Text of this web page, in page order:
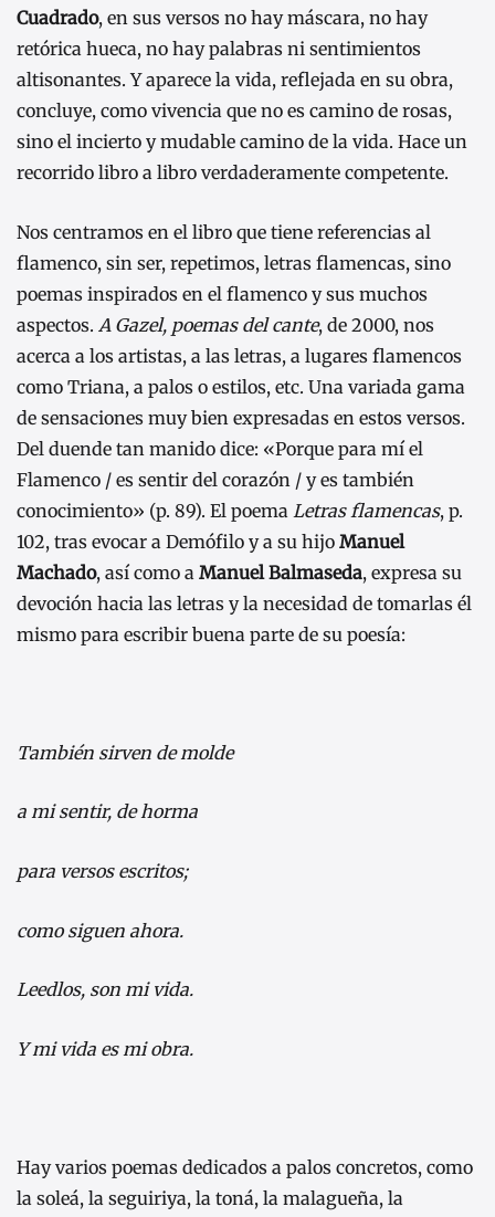
Cuadrado, en sus versos no hay máscara, no hay
retórica hueca, no hay palabras ni sentimientos
altisonantes. Y aparece la vida, reflejada en su obra,
concluye, como vivencia que no es camino de rosas,
sino el incierto y mudable camino de la vida. Hace un
recorrido libro a libro verdaderamente competente.
Nos centramos en el libro que tiene referencias al
flamenco, sin ser, repetimos, letras flamencas, sino
poemas inspirados en el flamenco y sus muchos
aspectos. A Gazel, poemas del cante, de 2000, nos
acerca a los artistas, a las letras, a lugares flamencos
como Triana, a palos o estilos, etc. Una variada gama
de sensaciones muy bien expresadas en estos versos.
Del duende tan manido dice: «Porque para mí el
Flamenco / es sentir del corazón / y es también
conocimiento» (p. 89). El poema Letras flamencas, p.
102, tras evocar a Demófilo y a su hijo Manuel
Machado, así como a Manuel Balmaseda, expresa su
devoción hacia las letras y la necesidad de tomarlas él
mismo para escribir buena parte de su poesía:
También sirven de molde
a mi sentir, de horma
para versos escritos;
como siguen ahora.
Leedlos, son mi vida.
Y mi vida es mi obra.
Hay varios poemas dedicados a palos concretos, como
la soleá, la seguiriya, la toná, la malagueña, la